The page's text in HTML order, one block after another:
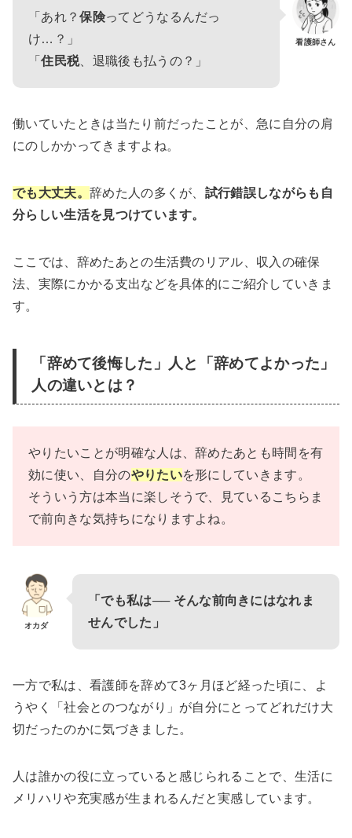
看護師さん
「あれ？保険ってどうなるんだっ
け…？」
「住民税、退職後も払うの？」
働いていたときは当たり前だったことが、急に自分の肩
にのしかかってきますよね。
でも大丈夫。 辞めた人の多くが、 試行錯誤しながらも自
分らしい生活を見つけています。
ここでは、辞めたあとの生活費のリアル、収入の確保
法、実際にかかる支出などを具体的にご紹介していきま
す。
「辞めて後悔した」人と「辞めてよかった」
人の違いとは？
やりたいことが明確な人は、辞めたあとも時間を有
効に使い、自分のやりたいを形にしていきます。
そういう方は本当に楽しそうで、見ているこちらま
で前向きな気持ちになりますよね。
オカダ
「でも私は── そんな前向きにはなれま
せんでした」
一方で私は、看護師を辞めて3ヶ月ほど経った頃に、よ
うやく「社会とのつながり」が自分にとってどれだけ大
切だったのかに気づきました。
人は誰かの役に立っていると感じられることで、生活に
メリハリや充実感が生まれるんだと実感しています。